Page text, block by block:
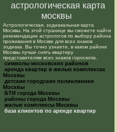
астрологическая карта
москвы
Астрологическая, зодиакальная карта
Москвы. На этой странице вы сможете найти
рекомендации астрологов по выбору района
проживания в Москве для всех знаков
зодиака. Вы точно узнаете, в каком районе
Москвы лучше снять квартиру
представителям всех знаков гороскопа.
cимволы московских районов
аренда квартир в жилых комплексах
Москвы
детские городские поликлиники
Москвы
БТИ города Москвы
районы города Москвы
жилые комплексы Москвы
база клиентов по аренде квартир